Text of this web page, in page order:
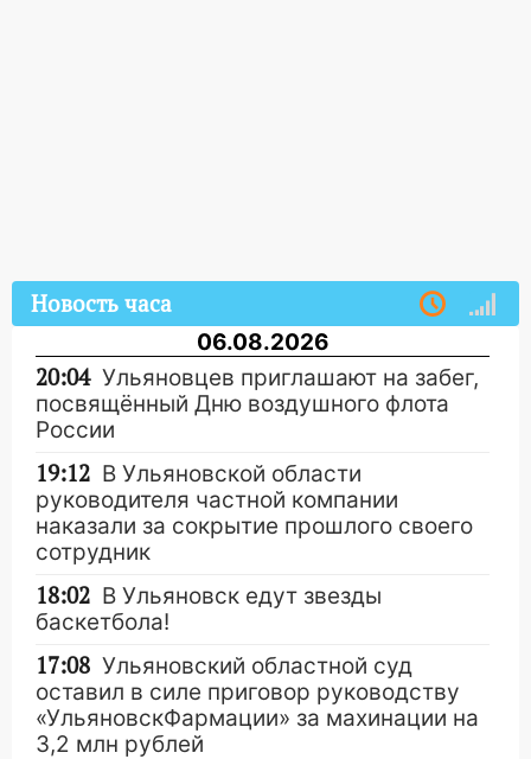
Новость часа
06.08.2026
20:04 Ульяновцев приглашают на забег,
посвящённый Дню воздушного флота
России
19:12 В Ульяновской области
руководителя частной компании
наказали за сокрытие прошлого своего
сотрудник
18:02 В Ульяновск едут звезды
баскетбола!
17:08 Ульяновский областной суд
оставил в силе приговор руководству
«УльяновскФармации» за махинации на
3,2 млн рублей